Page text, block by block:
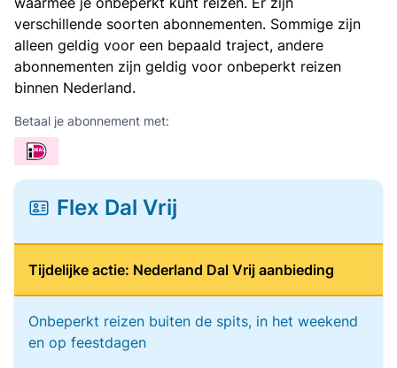
verschillende soorten abonnementen. Sommige zijn
alleen geldig voor een bepaald traject, andere
abonnementen zijn geldig voor onbeperkt reizen
binnen Nederland.
Betaal je abonnement met:
Flex Dal Vrij
Tijdelijke actie: Nederland Dal Vrij aanbieding
Onbeperkt reizen buiten de spits, in het weekend
en op feestdagen